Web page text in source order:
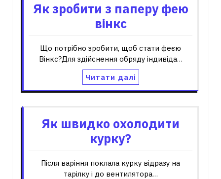
Як зробити з паперу фею
вінкс
Що потрібно зробити, щоб стати феєю
Вінкс?Для здійснення обряду індивіда…
Читати далі
Як швидко охолодити
курку?
Після варіння поклала курку відразу на
тарілку і до вентилятора…